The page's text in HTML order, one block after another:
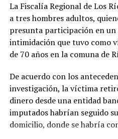
sociedad y para el éxito de la
Post Views: 74
TAGS JUDICIAL
Detienen a hombre en
2,6 toneladas de mariscos y
NO TE PIERDAS
Colisión frontal en ruta Río
personas lesionadas, entre
La Fiscalía Regional de Los
a tres hombres adultos,
presunta participación en
intimidación que tuvo como
de 70 años en la comuna de
De acuerdo con los
investigación, la víctima
dinero desde una entidad
imputados habrían seguido
domicilio, donde se habría